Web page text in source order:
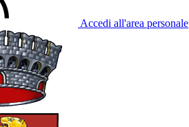
Accedi all'area personale